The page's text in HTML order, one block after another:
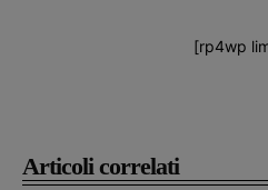
Articoli correlati
[rp4wp